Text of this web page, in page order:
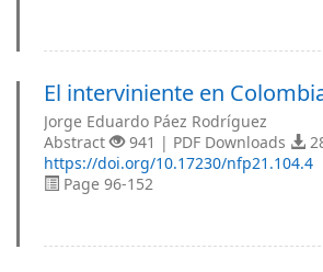
El interviniente en
Jorge Eduardo Páez Rodríguez
Abstract
941 | PDF Downloads
https://doi.org/10.17230/nfp21.104.4
Page 96-152